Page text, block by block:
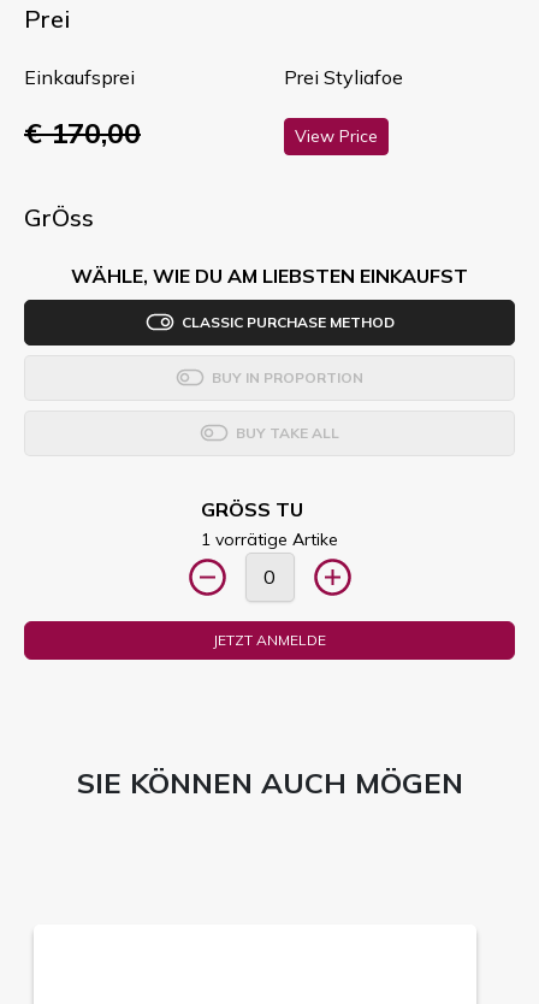
Prei
Einkaufsprei
€ 170,00
Prei Styliafoe
View Price
GrÖss
WÄHLE, WIE DU AM LIEBSTEN EINKAUFST
CLASSIC PURCHASE METHOD
BUY IN PROPORTION
BUY TAKE ALL
GRÖSS TU
1 vorrätige Artike
JETZT ANMELDE
SIE KÖNNEN AUCH MÖGEN